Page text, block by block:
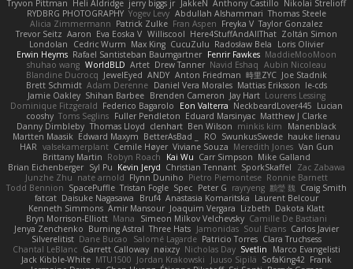
Tryvon Pittman Heli Aldridge jerry biggs jr JakkeN Anthony Castillo Nikolai Strelioff
RYDBRG PHOTOGRAPHY Yogev Levy Abdullah Alshammari Thomas Steele
Alicia Zimmermann Patrick Zulke Fran Aspen Freyka V Taylor Gonzalez
Trevor Seitz Aaron Eva Eoska V Williscool Here4StuffAndAllThat Zoltán Simon
Londolan
Cedric Wurm Max King CucuZulu Radosław Bela
Loris Olivier
Erwin Heyms Rafael Santisteban Baumgartner Fenrir Fawkes MaddieMooMoon
shuhao wang WorldBLD Artet Drew Tanner Navid Eshaq Aubin Nicoleau
Blandine Ducrocq JewelEyed ANDY Anton Friedman 時里ZYC Joe Stadnik
Brett Schmidt Adam Derenne Daniel Vera Morales Mattias Eriksson le-cds
Jamie Oakley Shihan Barbee Brenden Cameron Jay Hart Lourens Lessing
Dominique Fitzgerald Federico Bagarolo Eon Valterra NeckbeardLover445 Lucian
cooshy Toms Seglins Fuller Pendleton Eduard Marsinyac Matthew J Clarke
Danny Dimbleby Thomas Lloyd clenhart Ben Wilson minkis kim
Manenblack
Martten Maasik Edward Maxym BetterAsBad _ RO SwunkusSwede hauke lienau
HAR valsekamerplant Cemile Høyer Viviane Souza Meredith Jones Van Gun
Brittany Martin Robyn Roach Kai Wu Carr Simpson Mike Galland
Brian Eichenberger Syl Pu Kevin Jeryd Christian Tennant SporkSkaffel
Zac Zabawa
Junzhe Zhu nate arnold Flynn Duniho Pietro Piemontese Ronnie Barnett
Todd Bennion SpacePuffle Tristan Fogle Spec Peter G rayryeng 鸝瑩 魏 Craig Smith
fatcat Daisuke Nagasawa Bruf4 Anastasia Komaritska Laurent Belcour
Kenneth Simmons Amir Mansour Joaquim Vergara Lizbeth Dakota Klatt
Bryn Morrison-Elliott Mana Simeon Milkov Velchevsky Camille De Bastiani
Jenya Zenchenko Burning Astral Three Hats Jamonidas Soul Evans Carlos Javier
Silverelitist Dane Bucao Salomé Lagarde Patricio Torres Clara Truchsess
Chantal LeBlanc Garrett Calloway nøixzy Nicholas Day Svetlin
Marco Evangelisti
Jack Kibble-White MTU1500 Jordan Krakowski Juuso Sipilä SofaKing42 Frank